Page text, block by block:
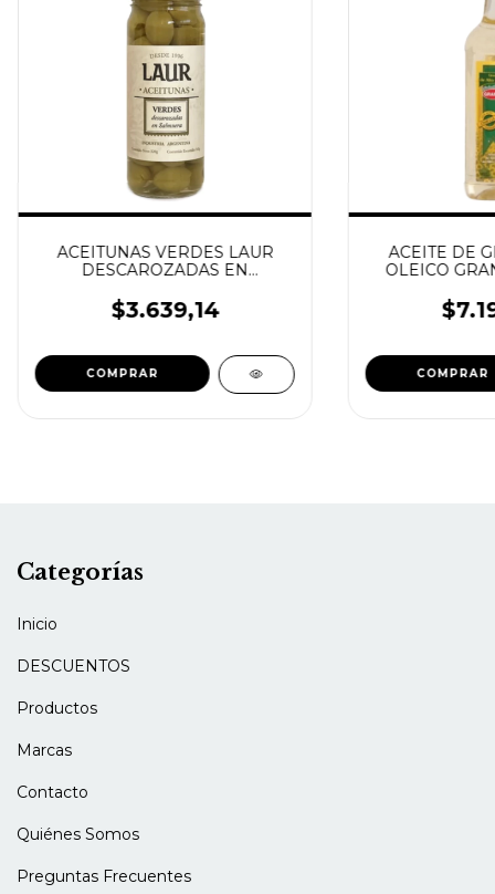
ACEITUNAS VERDES LAUR
DESCAROZADAS EN
$3.639,14
ACEITE DE
OLEICO
Categorías
Inicio
DESCUENTOS
Productos
Marcas
Contacto
Quiénes Somos
Preguntas Frecuentes